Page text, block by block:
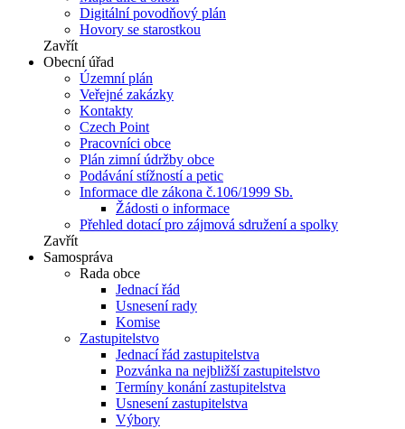
Digitální povodňový plán
Hovory se starostkou
Zavřít
Obecní úřad
Územní plán
Veřejné zakázky
Kontakty
Czech Point
Pracovníci obce
Plán zimní údržby obce
Podávání stížností a petic
Informace dle zákona č.106/1999 Sb.
Žádosti o informace
Přehled dotací pro zájmová sdružení a spolky
Zavřít
Samospráva
Rada obce
Jednací řád
Usnesení rady
Komise
Zastupitelstvo
Jednací řád zastupitelstva
Pozvánka na nejbližší zastupitelstvo
Termíny konání zastupitelstva
Usnesení zastupitelstva
Výbory